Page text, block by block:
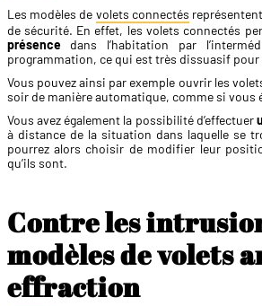
Les modèles de volets connectés
de sécurité. En effet, les volets connectés
présencedans l’habitation par
programmation, ce qui est très dissuasif
Vous pouvez ainsi par exemple ouvrir les
soir de manière automatique, comme si vous
Vous avez également la possibilité d’effectuer
à distance de la situation dans laquelle se
pourrez alors choisir de modifier leur
qu’ils sont.
Contre les
modèles de volets
effraction